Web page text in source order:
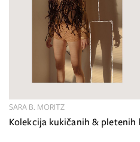
Kolekcija kukičanih & pletenih
SARA B. MORITZ